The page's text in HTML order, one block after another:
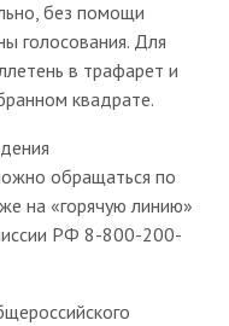
без помощи
голосования. Для
в трафарет и
квадрате.
обращаться по
на «горячую линию»
РФ 8-800-200-